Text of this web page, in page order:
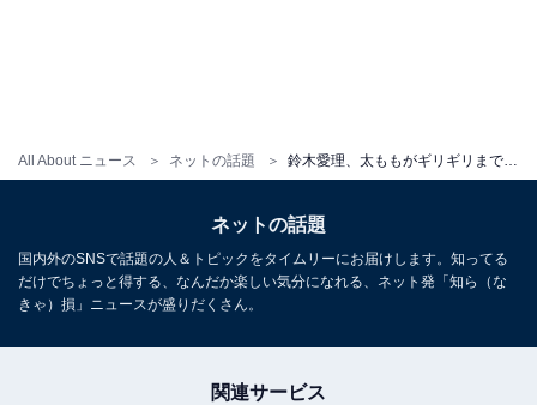
All About ニュース ネットの話題
ネットの話題
国内外のSNSで話題の人＆トピックをタイムリーにお届けします。知ってる
だけでちょっと得する、なんだか楽しい気分になれる、ネット発「知ら（な
きゃ）損」ニュースが盛りだくさん。
関連サービス